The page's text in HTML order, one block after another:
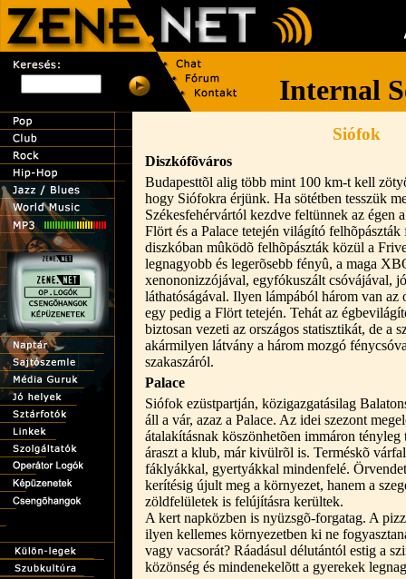
Siófok
Diszkófõváros
Budapesttõl alig több mint 100 km-t kell
hogy Siófokra érjünk. Ha sötétben tesszük
Székesfehérvártól kezdve feltünnek az égen
Flört és a Palace tetején világító
diszkóban mûködõ felhõpászták közül a
legnagyobb és legerõsebb fényû, a maga
xenononizzójával, egyfókuszált csóvájával,
láthatóságával. Ilyen lámpából három van az
egy pedig a Flört tetején. Tehát az
biztosan vezeti az országos statisztikát, de a
akármilyen látvány a három mozgó
szakaszáról.
Palace
Siófok ezüstpartján, közigazgatásilag
áll a vár, azaz a Palace. Az idei szezont
átalakításnak köszönhetõen immáron
áraszt a klub, már kivülrõl is. Terméskõ
fáklyákkal, gyertyákkal mindenfelé.
kerítésig újult meg a környezet, hanem a
zöldfelületek is felújításra kerültek.
A kert napközben is nyüzsgõ-forgatag. A
ilyen kellemes környezetben ki ne
vagy vacsorát? Ráadásul délutántól estig a
közönség és mindenekelõtt a gyerekek